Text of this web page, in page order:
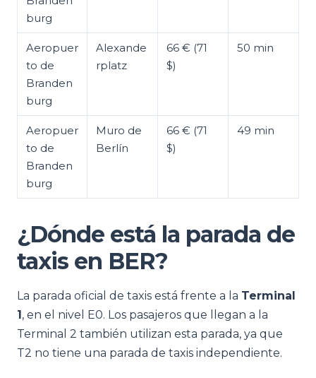
burg
Aeropuer
to de
Branden
burg
Alexande
rplatz
66 € (71
$)
50 min
Aeropuer
to de
Branden
burg
Muro de
Berlín
66 € (71
$)
49 min
¿Dónde está la parada de
taxis en BER?
La parada oficial de taxis está frente a la Terminal
1, en el nivel E0. Los pasajeros que llegan a la
Terminal 2 también utilizan esta parada, ya que
T2 no tiene una parada de taxis independiente.